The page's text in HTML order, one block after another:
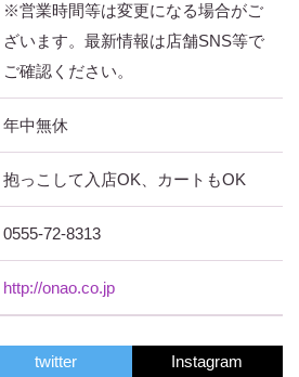
※営業時間等は変更になる場合がご
ざいます。最新情報は店舗SNS等で
ご確認ください。
年中無休
抱っこして入店OK、カートもOK
0555-72-8313
http://onao.co.jp
twitter Instagram